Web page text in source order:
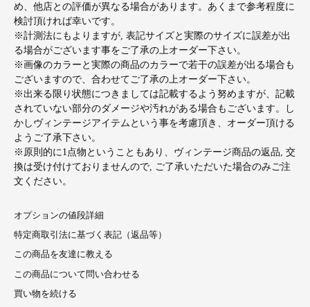
め、他店との評価が異なる場合があります。あくまで参考程度に
検討頂ければ幸いです。
※計測法にもよりますが, 表記サイズと実際のサイズに誤差が出
る場合がございます事をご了承の上オーダー下さい。
※画像のカラーと実際の商品のカラーで若干の誤差が出る場合も
ございますので、合わせてご了承の上オーダー下さい。
※出来る限り状態につきましては記載するよう努めますが、記載
されていない部分のダメージや汚れがある場合もございます。し
かしヴィンテージアイテムという事を考慮頂き、オーダー頂ける
ようご了承下さい。
※原則的に1点物ということもあり、ヴィンテージ商品の返品, 交
換は受け付けておりませんので, ご了承いただいた場合のみご注
文ください。
オプションの値段詳細
特定商取引法に基づく表記（返品等）
この商品を友達に教える
この商品について問い合わせる
買い物を続ける